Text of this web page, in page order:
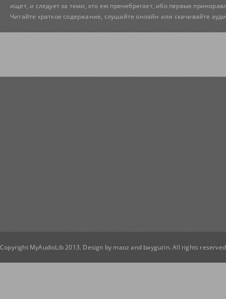
ищет, и следует за теми, кто ею пренебрегает, ибо первые
Читайте краткое содержание, слушайте онлайн или скачивайте
Copyright MyAudioLib 2013. Design by maoz and bayguzin. All rights